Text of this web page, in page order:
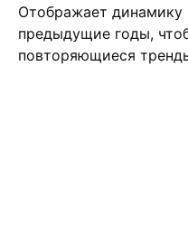
Отображает динамику
предыдущие годы,
повторяющиеся